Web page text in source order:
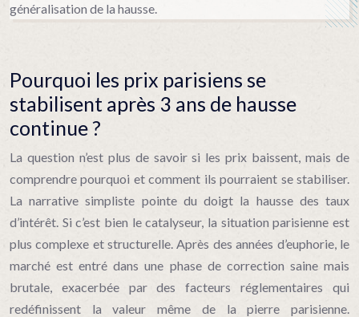
généralisation de la hausse.
Pourquoi les prix parisiens se
stabilisent après 3 ans de hausse
continue ?
La question n’est plus de savoir si les prix baissent, mais de
comprendre pourquoi et comment ils pourraient se stabiliser.
La narrative simpliste pointe du doigt la hausse des taux
d’intérêt. Si c’est bien le catalyseur, la situation parisienne est
plus complexe et structurelle. Après des années d’euphorie, le
marché est entré dans une phase de correction saine mais
brutale, exacerbée par des facteurs réglementaires qui
redéfinissent la valeur même de la pierre parisienne.